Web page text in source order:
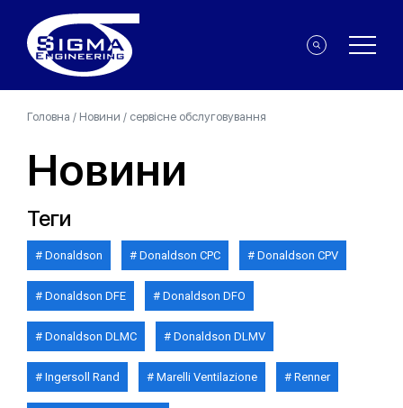
Головна / Новини / сервісне обслуговування
Новини
Теги
Donaldson Donaldson CPC Donaldson CPV
Donaldson DFE Donaldson DFO
Donaldson DLMC Donaldson DLMV
Ingersoll Rand Marelli Ventilazione Renner